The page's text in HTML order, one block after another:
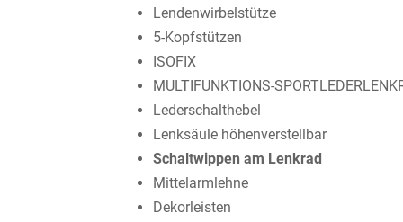
Lendenwirbelstütze
5-Kopfstützen
ISOFIX
MULTIFUNKTIONS-
Lederschalthebel
Lenksäule höhenverstellbar
Schaltwippen am Lenkrad
Mittelarmlehne
Dekorleisten